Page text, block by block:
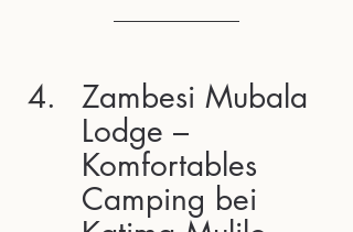
Zambesi Mubala
Lodge –
Komfortables
Camping bei